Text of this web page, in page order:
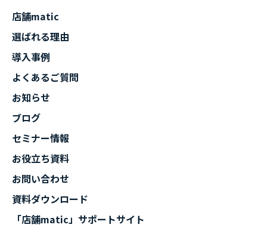
店舗matic
選ばれる理由
導入事例
よくあるご質問
お知らせ
ブログ
セミナー情報
お役立ち資料
お問い合わせ
資料ダウンロード
「店舗matic」サポートサイト